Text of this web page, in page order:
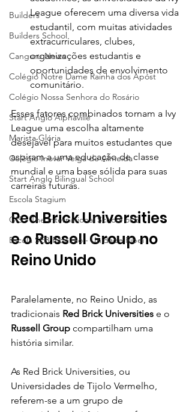
Builders
Builders School
Canguru News
Colégio Notre Dame Rainha dos Apóst
Colégio Nossa Senhora do Rosário
Start Anglo Alphaville
Marista Glória
Colégio Inovar Veiga de Almeida
Start Anglo Bilingual School
Escola Stagium
GIS - The International School of S
Escola SEB Ribeirão - Unidade Ribei
League oferecem uma diversa vida
estudantil, com muitas atividades
extracurriculares, clubes,
organizações estudantis e
oportunidades de envolvimento
comunitário.
Esses fatores combinados tornam a Ivy
League uma escolha altamente
desejável para muitos estudantes que
aspiram a uma educação de classe
mundial e uma base sólida para suas
carreiras futuras.
Red Brick Universities
e o Russell Group no
Reino Unido
Paralelamente, no Reino Unido, as
tradicionais Red Brick Universities e o
Russell Group compartilham uma
história similar.
As Red Brick Universities, ou
Universidades de Tijolo Vermelho,
referem-se a um grupo de